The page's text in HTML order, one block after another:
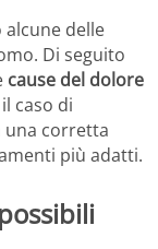
delle
Di seguito
cause del dolore
caso di
una corretta
più adatti.